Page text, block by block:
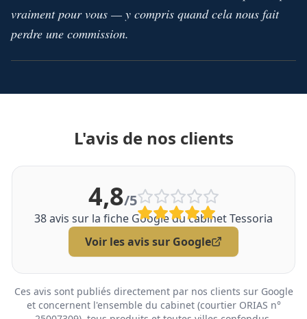
vraiment pour vous — y compris quand cela nous fait
perdre une commission.
L'avis de nos clients
4,8/5
38avis sur la fiche Google du cabinet Tessoria
Voir les avis sur Google
Ces avis sont publiés directement par nos clients sur Google
et concernent l'ensemble du cabinet (courtier ORIAS n°